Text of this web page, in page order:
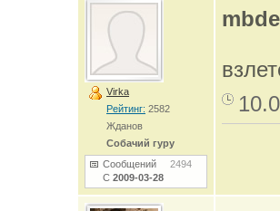
Virka
Рейтинг: 2582
Жданов
Собачий гуру
Сообщений 2494
С 2009-03-28